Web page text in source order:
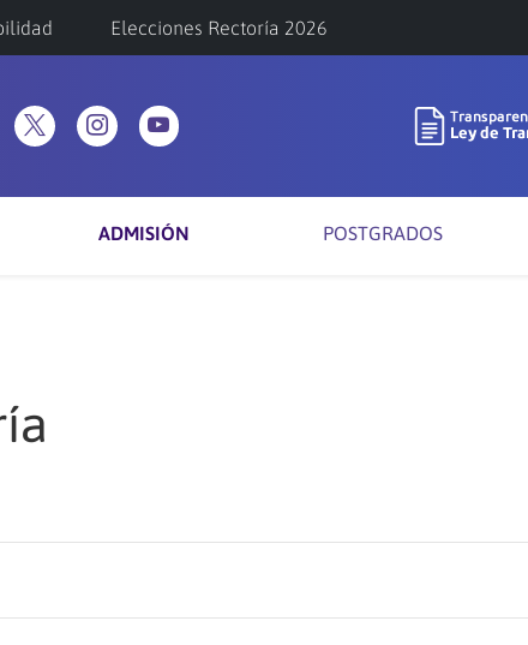
Elecciones Rectoría 2026
ADMISIÓN POSTGRADOS